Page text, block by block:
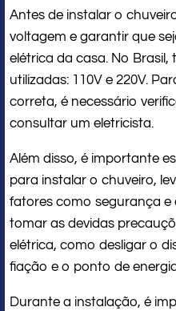
Antes de instalar o
voltagem e garantir que
elétrica da casa. No
utilizadas: 110V e 220V.
correta, é necessário
consultar um eletricista.
Além disso, é importante
para instalar o chuveiro,
fatores como segurança e
tomar as devidas
elétrica, como desligar o
fiação e o ponto de
Durante a instalação, é